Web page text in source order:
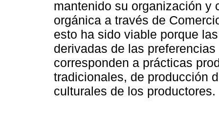
mantenido su organización y
orgánica a través de
esto ha sido viable porque
derivadas de las
corresponden a prácticas
tradicionales, de producción
culturales de los productores.